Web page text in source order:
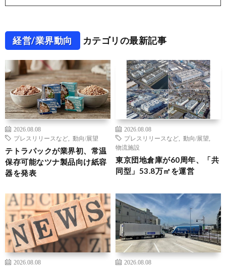
経営/業界動向 カテゴリの最新記事
2026.08.08
プレスリリースなど
動向/展望
テトラパックが業界初、常温
保存可能なツナ製品向け紙容
器を発表
2026.08.08
プレスリリースなど
動向/展望
物流施設
東京団地倉庫が60周年、「共
同型」53.8万㎡を運営
2026.08.08
2026.08.08